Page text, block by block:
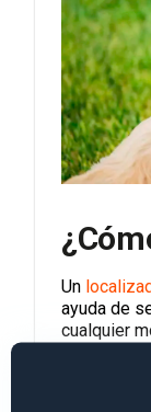
Un
ayuda de
cualquier
Estos
que en